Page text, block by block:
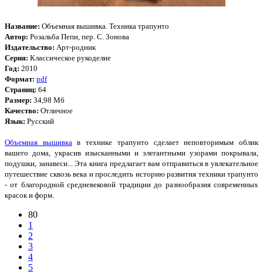
Название: Объемная вышивка. Техника трапунто
Автор: Розальба Пепи, пер. С. Зонова
Издательство: Арт-родник
Серия: Классическое рукоделие
Год: 2010
Формат: pdf
Страниц: 64
Размер: 34,98 Мб
Качество: Отличное
Язык: Русский
Объемная вышивкав технике трапунто сделает неповторимым облик
вашего дома, украсив изысканными и элегантными узорами покрывала,
подушки, занавеси... Эта книга предлагает вам отправиться в увлекательное
путешествие сквозь века и проследить историю развития техники трапунто
- от благородной средневековой традиции до разнообразия современных
красок и форм.
80
1
2
3
4
5